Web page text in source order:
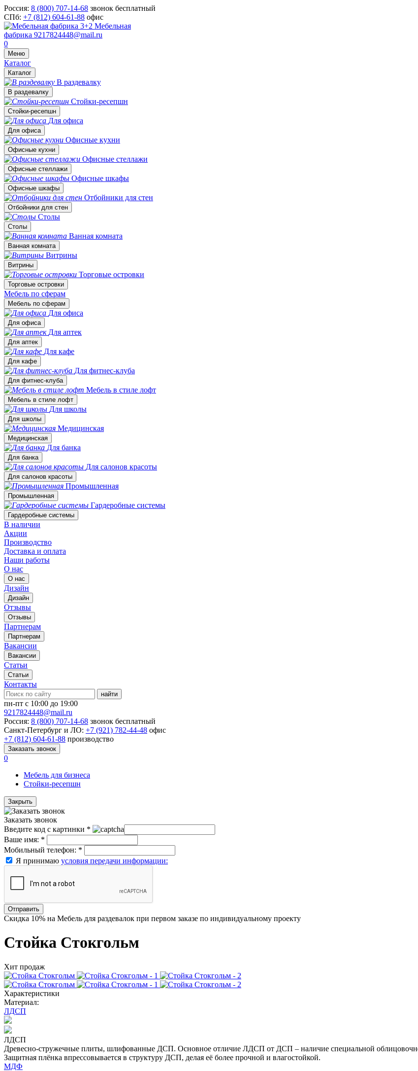
Россия: 8 (800) 707-14-68 звонок бесплатный
СПб: +7 (812) 604-61-88 офис
Мебельная
фабрика 9217824448@mail.ru
0
Меню
Каталог
Каталог
В раздевалку
В раздевалку
Стойки-ресепшн
Стойки-ресепшн
Для офиса
Для офиса
Офисные кухни
Офисные кухни
Офисные стеллажи
Офисные стеллажи
Офисные шкафы
Офисные шкафы
Отбойники для стен
Отбойники для стен
Столы
Столы
Ванная комната
Ванная комната
Витрины
Витрины
Торговые островки
Торговые островки
Мебель по сферам
Мебель по сферам
Для офиса
Для офиса
Для аптек
Для аптек
Для кафе
Для кафе
Для фитнес-клуба
Для фитнес-клуба
Мебель в стиле лофт
Мебель в стиле лофт
Для школы
Для школы
Медицинская
Медицинская
Для банка
Для банка
Для салонов красоты
Для салонов красоты
Промышленная
Промышленная
Гардеробные системы
Гардеробные системы
В наличии
Акции
Производство
Доставка и оплата
Наши работы
О нас
О нас
Дизайн
Дизайн
Отзывы
Отзывы
Партнерам
Партнерам
Вакансии
Вакансии
Статьи
Статьи
Контакты
найти
пн-пт с 10:00 до 19:00
9217824448@mail.ru
Россия: 8 (800) 707-14-68 звонок бесплатный
Санкт-Петербург и ЛО: +7 (921) 782-44-48 офис
+7 (812) 604-61-88 производство
Заказать звонок
0
Мебель для бизнеса
Стойки-ресепшн
Закрыть
Заказать звонок
Введите код с картинки *
Ваше имя: *
Мобильный телефон: *
Я принимаю условия передачи информации:
Отправить
Скидка 10% на Мебель для раздевалок при первом заказе по индивидуальному проекту
Стойка Стокгольм
Хит продаж
Характеристики
Материал:
ЛДСП
ЛДСП
Древесно-стружечные плиты, шлифованные ДСП. Основное отличие ЛДСП от ДСП – наличие специальной
Защитная плёнка впрессовывается в структуру ДСП, делая её более прочной и влагостойкой.
МДФ